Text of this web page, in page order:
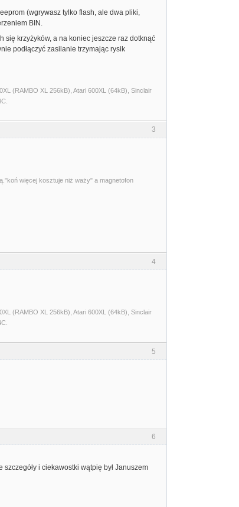
(wgrywasz tylko flash, ale dwa pliki,
BIN.
krzyżyków, a na koniec jeszcze raz dotknąć
podłączyć zasilanie trzymając rysik
(RAMBO XL 256kB), Atari 600XL (64kB), Sinclair
3
więcej kosztuje niż waży" a magnetofon
4
(RAMBO XL 256kB), Atari 600XL (64kB), Sinclair
5
6
i ciekawostki wątpię był Januszem